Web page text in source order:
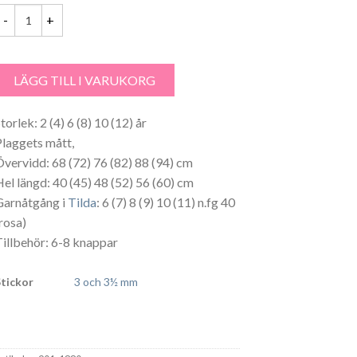
LÄGG TILL I VARUKORG
2 (4) 6 (8) 10 (12) år
mått,
68 (72) 76 (82) 88 (94) cm
längd: 40 (45) 48 (52) 56 (60) cm
i Tilda: 6 (7) 8 (9) 10 (11) n.fg 40
6-8 knappar
3 och 3½ mm